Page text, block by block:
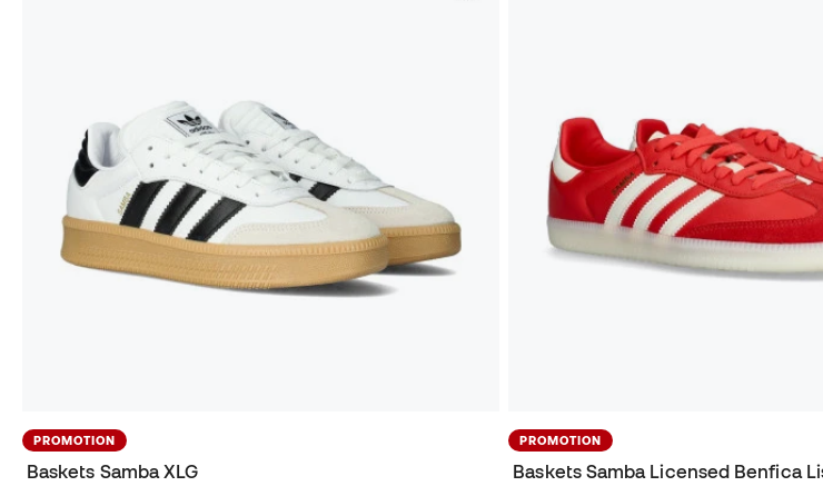
PROMOTION
Baskets Samba XLG
PROMOTION
Baskets Samba Licensed Benfica